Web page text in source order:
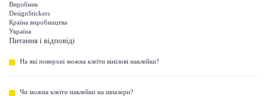
Виробник
DesignStickers
Країна виробництва
Україна
Питання і відповіді
На які поверхні можна клеїти вінілові наклейки?
Чи можна клеїти наклейки на шпалери?